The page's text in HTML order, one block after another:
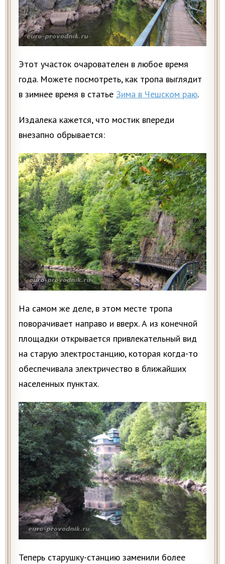
Этот участок очарователен в любое время
года. Можете посмотреть, как тропа выглядит
в зимнее время в статье Зима в Чешском раю.
Издалека кажется, что мостик впереди
внезапно обрывается:
На самом же деле, в этом месте тропа
поворачивает направо и вверх. А из конечной
площадки открывается привлекательный вид
на старую электростанцию, которая когда-то
обеспечивала электричество в ближайших
населенных пунктах.
Теперь старушку-станцию заменили более